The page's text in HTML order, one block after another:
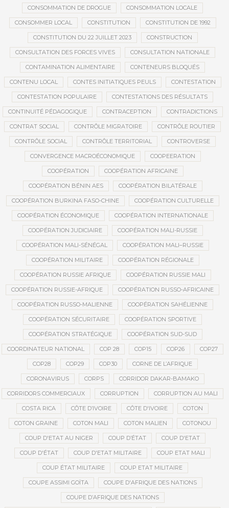
CONSOMMATION DE DROGUE CONSOMMATION LOCALE
CONSOMMER LOCAL CONSTITUTION CONSTITUTION DE 1992
CONSTITUTION DU 22 JUILLET 2023 CONSTRUCTION
CONSULTATION DES FORCES VIVES CONSULTATION NATIONALE
CONTAMINATION ALIMENTAIRE CONTENEURS BLOQUÉS
CONTENU LOCAL CONTES INITIATIQUES PEULS CONTESTATION
CONTESTATION POPULAIRE CONTESTATIONS DES RÉSULTATS
CONTINUITÉ PÉDAGOGIQUE CONTRACEPTION CONTRADICTIONS
CONTRAT SOCIAL CONTRÔLE MIGRATOIRE CONTRÔLE ROUTIER
CONTRÔLE SOCIAL CONTRÔLE TERRITORIAL CONTROVERSE
CONVERGENCE MACROÉCONOMIQUE COOPEERATION
COOPÉRATION COOPÉRATION AFRICAINE
COOPÉRATION BÉNIN AES COOPÉRATION BILATÉRALE
COOPÉRATION BURKINA FASO-CHINE COOPÉRATION CULTURELLE
COOPÉRATION ÉCONOMIQUE COOPÉRATION INTERNATIONALE
COOPÉRATION JUDICIAIRE COOPÉRATION MALI-RUSSIE
COOPÉRATION MALI-SÉNÉGAL COOPÉRATION MALI–RUSSIE
COOPÉRATION MILITAIRE COOPÉRATION RÉGIONALE
COOPÉRATION RUSSIE AFRIQUE COOPÉRATION RUSSIE MALI
COOPÉRATION RUSSIE-AFRIQUE COOPÉRATION RUSSO-AFRICAINE
COOPÉRATION RUSSO-MALIENNE COOPÉRATION SAHÉLIENNE
COOPÉRATION SÉCURITAIRE COOPÉRATION SPORTIVE
COOPÉRATION STRATÉGIQUE COOPÉRATION SUD-SUD
COORDINATEUR NATIONAL COP 28 COP15 COP26 COP27
COP28 COP29 COP30 CORNE DE L’AFRIQUE
CORONAVIRUS CORPS CORRIDOR DAKAR-BAMAKO
CORRIDORS COMMERCIAUX CORRUPTION CORRUPTION AU MALI
COSTA RICA CÔTE D’IVOIRE CÔTE D'IVOIRE COTON
COTON GRAINE COTON MALI COTON MALIEN COTONOU
COUP D'ETAT AU NIGER COUP D’ÉTAT COUP D'ETAT
COUP D'ÉTAT COUP D'ETAT MILITAIRE COUP ETAT MALI
COUP ÉTAT MILITAIRE COUP ETAT MILITAIRE
COUPE ASSIMI GOÏTA COUPE D'AFRIQUE DES NATIONS
COUPE D’AFRIQUE DES NATIONS